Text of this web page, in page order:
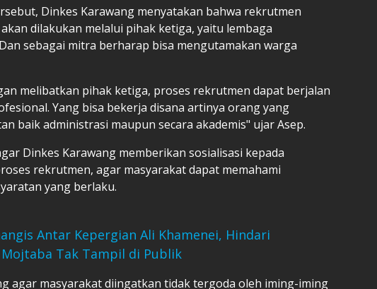
Dinkes Karawang menyatakan bahwa rekrutmen
dilakukan melalui pihak ketiga, yaitu lembaga
sebagai mitra berharap bisa mengutamakan warga
melibatkan pihak ketiga, proses rekrutmen dapat berjalan
Yang bisa bekerja disana artinya orang yang
baik administrasi maupun secara akademis" ujar Asep.
Dinkes Karawang memberikan sosialisasi kepada
rekrutmen, agar masyarakat dapat memahami
yang berlaku.
Antar Kepergian Ali Khamenei, Hindari
Mojtaba Tak Tampil di Publik
agar masyarakat diingatkan tidak tergoda oleh iming-iming